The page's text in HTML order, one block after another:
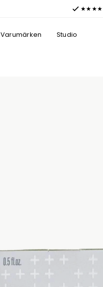
Varumärken Studio